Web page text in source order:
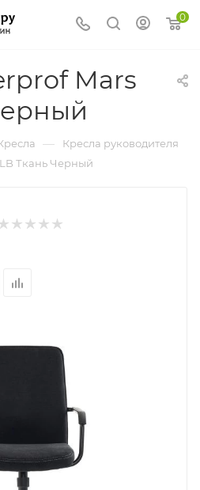
0
Mars
— Кресла руководителя
Ткань Черный